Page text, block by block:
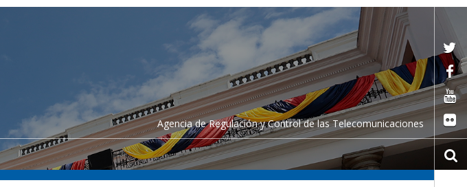
Agencia de Regulación y Control de las Telecomunicaciones